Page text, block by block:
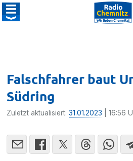
Falschfahrer baut
Südring
Zuletzt aktualisiert:31.01.2023 | 16:56